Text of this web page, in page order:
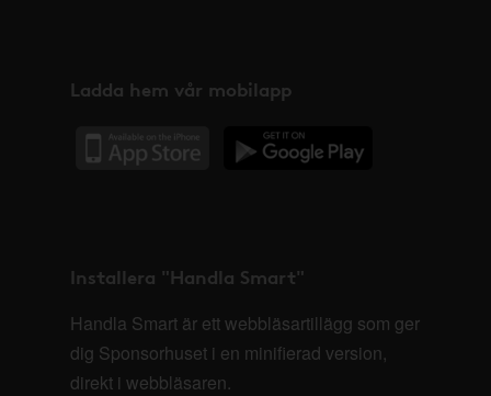
Ladda hem vår mobilapp
Installera "Handla Smart"
Handla Smart är ett webbläsartillägg som ger
dig Sponsorhuset i en minifierad version,
direkt i webbläsaren.